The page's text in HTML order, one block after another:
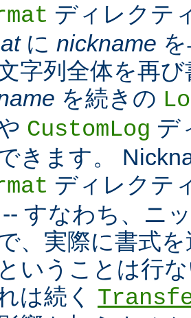
ディレクテ
に nickname
字列全体を再
を続きの
CustomLog デ
きます。
ディレクテ
-- すなわち、ニ
、実際に書式
いうことは行
は続く